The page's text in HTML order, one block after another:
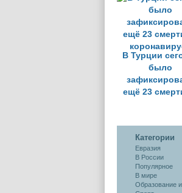
для борьбы
В Турции
было
ещё 23
Категории
Евразия
В России
Популярное
В мире
Образование